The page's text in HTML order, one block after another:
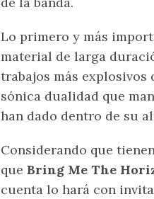
Lo primero y más
material de larga
trabajos más
sónica dualidad que
han dado dentro de su
Considerando que
que Bring Me The
cuenta lo hará con